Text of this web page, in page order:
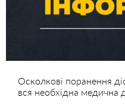
Осколкові поранення
вся необхідна медична